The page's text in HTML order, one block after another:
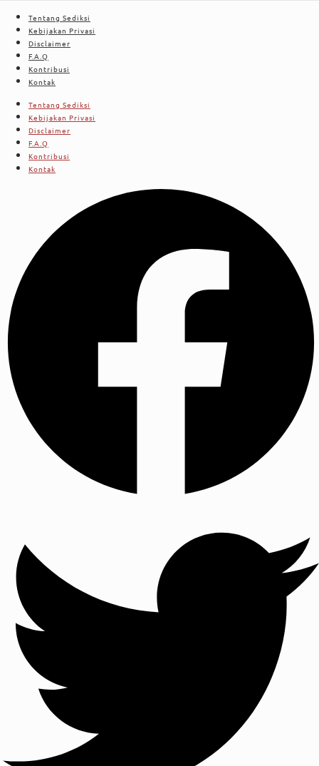
Tentang Sediksi
Kebijakan Privasi
Disclaimer
F.A.Q
Kontribusi
Kontak
Tentang Sediksi
Kebijakan Privasi
Disclaimer
F.A.Q
Kontribusi
Kontak